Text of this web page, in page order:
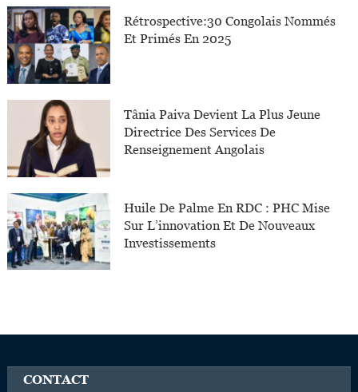
Rétrospective:30 Congolais Nommés
Et Primés En 2025
Tânia Paiva Devient La Plus Jeune
Directrice Des Services De
Renseignement Angolais
Huile De Palme En RDC : PHC Mise
Sur L’innovation Et De Nouveaux
Investissements
CONTACT